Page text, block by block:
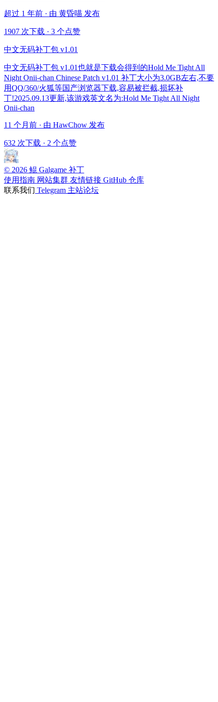
超过 1 年前 · 由 黄昏喵 发布
1907 次下载 · 3 个点赞
中文无码补丁包 v1.01
中文无码补丁包 v1.01也就是下载会得到的Hold Me Tight All
Night Onii-chan Chinese Patch v1.01 补丁大小为3.0GB左右,不要
用QQ/360/火狐等国产浏览器下载,容易被拦截,损坏补
丁!2025.09.13更新,该游戏英文名为:Hold Me Tight All Night
Onii-chan
11 个月前 · 由 HawChow 发布
632 次下载 · 2 个点赞
© 2026 鲲 Galgame 补丁
使用指南 网站集群 友情链接 GitHub 仓库
联系我们 Telegram 主站论坛